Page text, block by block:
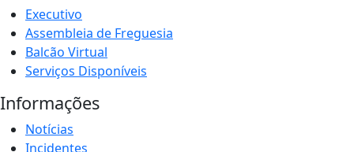
Executivo
Assembleia de Freguesia
Balcão Virtual
Serviços Disponíveis
Informações
Notícias
Incidentes